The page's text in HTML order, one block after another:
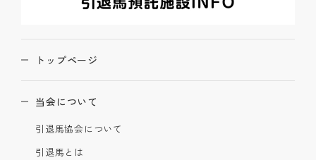
トップページ
当会について
引退馬協会について
引退馬とは